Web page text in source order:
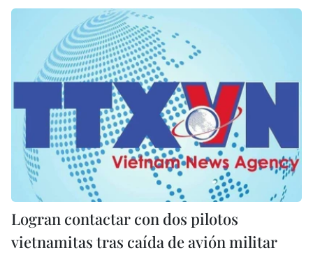
Logran contactar con dos pilotos
vietnamitas tras caída de avión militar